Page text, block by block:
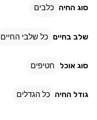
סוג החיה כלבים
שלב בחיים כל שלבי החיים
סוג אוכל חטיפים
גודל החיה כל הגדלים